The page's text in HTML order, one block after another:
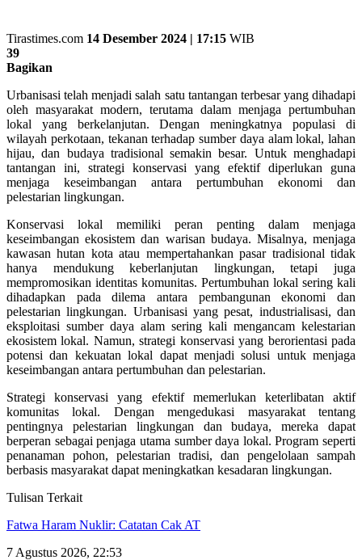
Tirastimes.com 14 Desember 2024 | 17:15 WIB
39
Bagikan
Urbanisasi telah menjadi salah satu tantangan terbesar yang dihadapi
oleh masyarakat modern, terutama dalam menjaga pertumbuhan
lokal yang berkelanjutan. Dengan meningkatnya populasi di
wilayah perkotaan, tekanan terhadap sumber daya alam lokal, lahan
hijau, dan budaya tradisional semakin besar. Untuk menghadapi
tantangan ini, strategi konservasi yang efektif diperlukan guna
menjaga keseimbangan antara pertumbuhan ekonomi dan
pelestarian lingkungan.
Konservasi lokal memiliki peran penting dalam menjaga
keseimbangan ekosistem dan warisan budaya. Misalnya, menjaga
kawasan hutan kota atau mempertahankan pasar tradisional tidak
hanya mendukung keberlanjutan lingkungan, tetapi juga
mempromosikan identitas komunitas. Pertumbuhan lokal sering kali
dihadapkan pada dilema antara pembangunan ekonomi dan
pelestarian lingkungan. Urbanisasi yang pesat, industrialisasi, dan
eksploitasi sumber daya alam sering kali mengancam kelestarian
ekosistem lokal. Namun, strategi konservasi yang berorientasi pada
potensi dan kekuatan lokal dapat menjadi solusi untuk menjaga
keseimbangan antara pertumbuhan dan pelestarian.
Strategi konservasi yang efektif memerlukan keterlibatan aktif
komunitas lokal. Dengan mengedukasi masyarakat tentang
pentingnya pelestarian lingkungan dan budaya, mereka dapat
berperan sebagai penjaga utama sumber daya lokal. Program seperti
penanaman pohon, pelestarian tradisi, dan pengelolaan sampah
berbasis masyarakat dapat meningkatkan kesadaran lingkungan.
Tulisan Terkait
Fatwa Haram Nuklir: Catatan Cak AT
7 Agustus 2026, 22:53